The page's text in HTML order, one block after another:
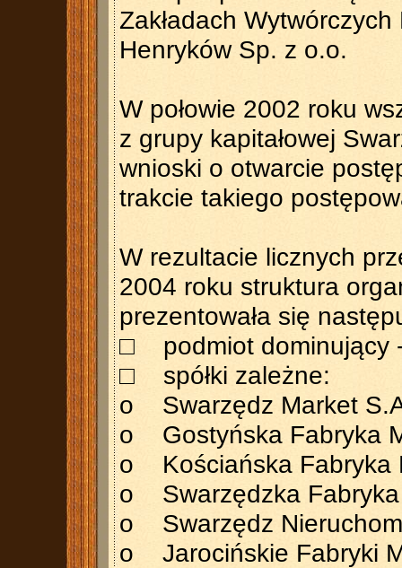
Zakładach
Henryków Sp. z o.o.
W połowie 2002 roku
z grupy kapitałowej
wnioski o otwarcie
trakcie takiego
W rezultacie licznych
2004 roku struktura
prezentowała się
□ podmiot dominujący
□ spółki zależne:
o Swarzędz Market
o Gostyńska Fabryka
o Kościańska Fabryka
o Swarzędzka Fabryka
o Swarzędz
o Jarocińskie Fabryki